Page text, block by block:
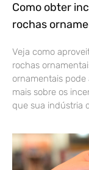
Como obter
rochas
Veja como
rochas
ornamentais
mais sobre os
que sua indústria